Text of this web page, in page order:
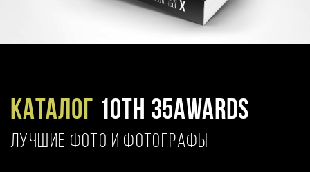
Каталог 10TH 35AWARDS
ЛУЧШИЕ ФОТО И ФОТОГРАФЫ